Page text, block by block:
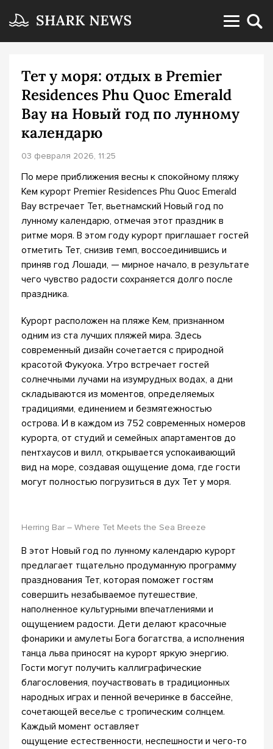
Тет у моря: отдых в Premier
Residences Phu Quoc Emerald
Bay на Новый год по лунному
календарю
03 февраля 2026, 11:25
По мере приближения весны к спокойному пляжу
Кем курорт Premier Residences Phu Quoc Emerald
Bay встречает Тет, вьетнамский Новый год по
лунному календарю, отмечая этот праздник в
ритме моря. В этом году курорт приглашает гостей
отметить Тет, снизив темп, воссоединившись и
приняв год Лошади, — мирное начало, в результате
чего чувство радости сохраняется долго после
праздника.
Курорт расположен на пляже Кем, признанном
одним из ста лучших пляжей мира. Здесь
современный дизайн сочетается с природной
красотой Фукуока. Утро встречает гостей
солнечными лучами на изумрудных водах, а дни
складываются из моментов, определяемых
традициями, единением и безмятежностью
острова. И в каждом из 752 современных номеров
курорта, от студий и семейных апартаментов до
пентхаусов и вилл, открывается успокаивающий
вид на море, создавая ощущение дома, где гости
могут полностью погрузиться в дух Тет у моря.
Herring Bar – Where Tet Meets the Sea Breeze
В этот Новый год по лунному календарю курорт
предлагает тщательно продуманную программу
празднования Тет, которая поможет гостям
совершить незабываемое путешествие,
наполненное культурными впечатлениями и
ощущением радости. Дети делают красочные
фонарики и амулеты Бога богатства, а исполнения
танца льва приносят на курорт яркую энергию.
Гости могут получить каллиграфические
благословения, поучаствовать в традиционных
народных играх и пенной вечеринке в бассейне,
сочетающей веселье с тропическим солнцем.
Каждый момент оставляет
ощущение естественности, неспешности и чего-то